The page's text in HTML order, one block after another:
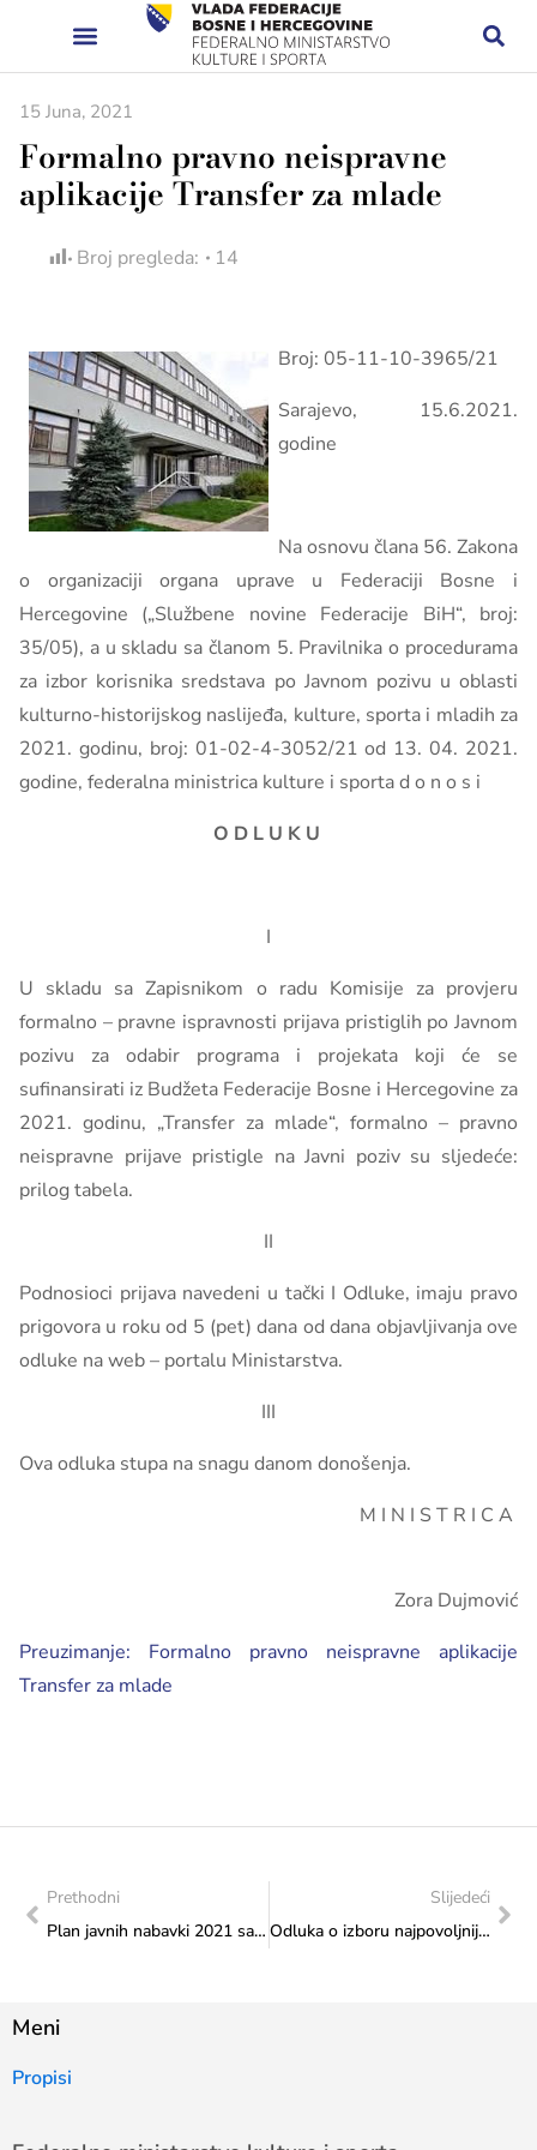
15 Juna, 2021
Formalno pravno neispravne
aplikacije Transfer za mlade
Broj pregleda: 14
Broj: 05-11-10-3965/21
Sarajevo, 15.6.2021.
godine
Na osnovu člana 56. Zakona
o organizaciji organa uprave u Federaciji Bosne i
Hercegovine („Službene novine Federacije BiH“, broj:
35/05), a u skladu sa članom 5. Pravilnika o procedurama
za izbor korisnika sredstava po Javnom pozivu u oblasti
kulturno-historijskog naslijeđa, kulture, sporta i mladih za
2021. godinu, broj: 01-02-4-3052/21 od 13. 04. 2021.
godine, federalna ministrica kulture i sporta d o n o s i
O D L U K U
I
U skladu sa Zapisnikom o radu Komisije za provjeru
formalno – pravne ispravnosti prijava pristiglih po Javnom
pozivu za odabir programa i projekata koji će se
sufinansirati iz Budžeta Federacije Bosne i Hercegovine za
2021. godinu, „Transfer za mlade“, formalno – pravno
neispravne prijave pristigle na Javni poziv su sljedeće:
prilog tabela.
II
Podnosioci prijava navedeni u tački I Odluke, imaju pravo
prigovora u roku od 5 (pet) dana od dana objavljivanja ove
odluke na web – portalu Ministarstva.
III
Ova odluka stupa na snagu danom donošenja.
M I N I S T R I C A
Zora Dujmović
Preuzimanje: Formalno pravno neispravne aplikacije
Transfer za mlade
Prethodni
Plan javnih nabavki 2021 sa izmjenama 08.06.2021.g
Slijedeći
Odluka o izboru najpovoljnijeg ponuđača-kancelarijski materijal
Meni
Propisi